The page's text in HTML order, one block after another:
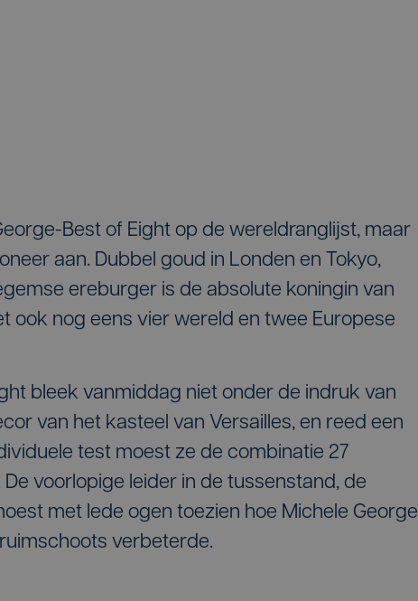
Best of Eight op de wereldranglijst, maar
aan. Dubbel goud in Londen en Tokyo,
ereburger is de absolute koningin van
ook nog eens vier wereld en twee Europese
bleek vanmiddag niet onder de indruk van
van het kasteel van Versailles, en reed een
test moest ze de combinatie 27
voorlopige leider in de tussenstand, de
met lede ogen toezien hoe Michele George
verbeterde.